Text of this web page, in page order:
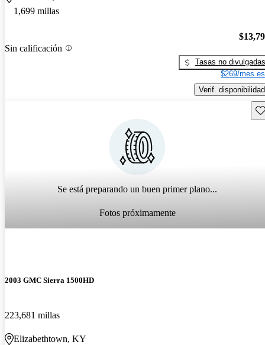
1,699 millas
Sin calificación
Tasas no divulgadas
$269/mes
Verif. disponibilidad
Se está preparando un buen primer plano...
Fotos próximamente
2003 GMC Sierra 1500HD
223,681 millas
Elizabethtown, KY